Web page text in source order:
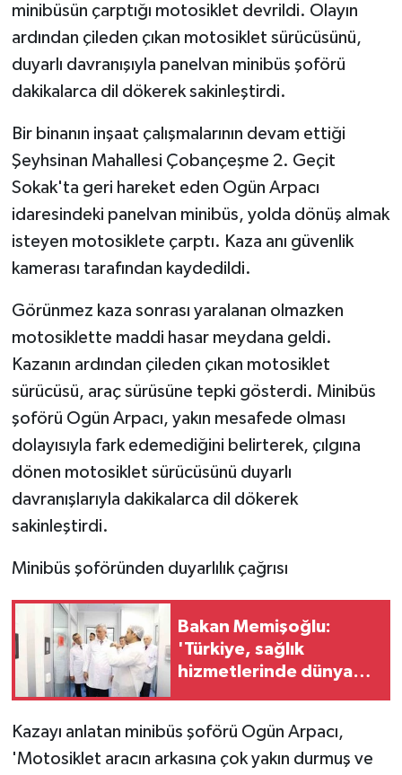
minibüsün çarptığı motosiklet devrildi. Olayın
ardından çileden çıkan motosiklet sürücüsünü,
duyarlı davranışıyla panelvan minibüs şoförü
dakikalarca dil dökerek sakinleştirdi.
Bir binanın inşaat çalışmalarının devam ettiği
Şeyhsinan Mahallesi Çobançeşme 2. Geçit
Sokak'ta geri hareket eden Ogün Arpacı
idaresindeki panelvan minibüs, yolda dönüş almak
isteyen motosiklete çarptı. Kaza anı güvenlik
kamerası tarafından kaydedildi.
Görünmez kaza sonrası yaralanan olmazken
motosiklette maddi hasar meydana geldi.
Kazanın ardından çileden çıkan motosiklet
sürücüsü, araç sürüsüne tepki gösterdi. Minibüs
şoförü Ogün Arpacı, yakın mesafede olması
dolayısıyla fark edemediğini belirterek, çılgına
dönen motosiklet sürücüsünü duyarlı
davranışlarıyla dakikalarca dil dökerek
sakinleştirdi.
Minibüs şoföründen duyarlılık çağrısı
Bakan Memişoğlu:
'Türkiye, sağlık
hizmetlerinde dünya
ülkedir'
Kazayı anlatan minibüs şoförü Ogün Arpacı,
'Motosiklet aracın arkasına çok yakın durmuş ve
GÜNDEM
HABERDE İNSAN
İNSAN
İş Dünyası
Jandarma
Kadın
KÜLTÜR SANAT
MAGAZİN
Otomobil
POLİTİKA
Sağlık
SPOR HABERLERİ
TEKNOLOJİ
ÜLKE GÜNDEMİ